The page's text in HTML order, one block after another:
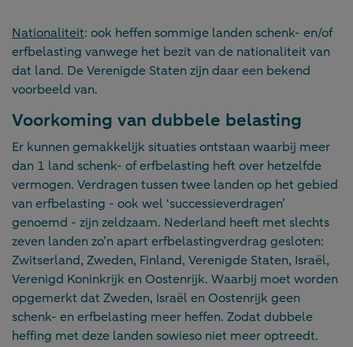
Nationaliteit: ook heffen sommige landen schenk- en/of
erfbelasting vanwege het bezit van de nationaliteit van
dat land. De Verenigde Staten zijn daar een bekend
voorbeeld van.
Voorkoming van dubbele belasting
Er kunnen gemakkelijk situaties ontstaan waarbij meer
dan 1 land schenk- of erfbelasting heft over hetzelfde
vermogen. Verdragen tussen twee landen op het gebied
van erfbelasting - ook wel ‘successieverdragen’
genoemd - zijn zeldzaam. Nederland heeft met slechts
zeven landen zo’n apart erfbelastingverdrag gesloten:
Zwitserland, Zweden, Finland, Verenigde Staten, Israël,
Verenigd Koninkrijk en Oostenrijk. Waarbij moet worden
opgemerkt dat Zweden, Israël en Oostenrijk geen
schenk- en erfbelasting meer heffen. Zodat dubbele
heffing met deze landen sowieso niet meer optreedt.